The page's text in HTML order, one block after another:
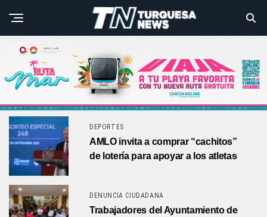
DEPORTES
AMLO invita a comprar “cachitos”
de lotería para apoyar a los atletas
DENUNCIA CIUDADANA
Trabajadores del Ayuntamiento de